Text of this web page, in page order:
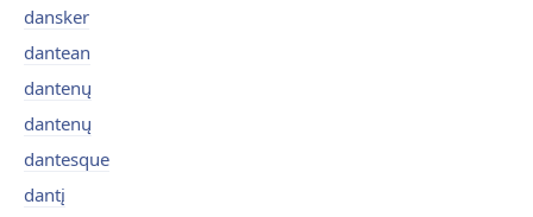
dansker
dantean
dantenų
dantenų
dantesque
dantį